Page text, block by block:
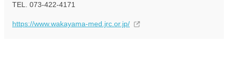
TEL. 073-422-4171
https://www.wakayama-med.jrc.or.jp/